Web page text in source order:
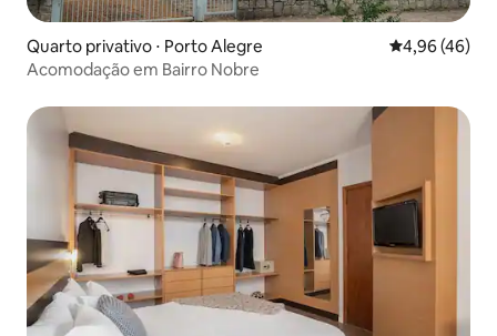
Quarto privativo ⋅ Porto Alegre 4,96 de uma
4,96 (46)
Acomodação em Bairro Nobre